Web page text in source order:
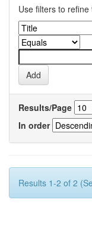
Use filters to
Results/Page
In order
Results 1-2 of 2